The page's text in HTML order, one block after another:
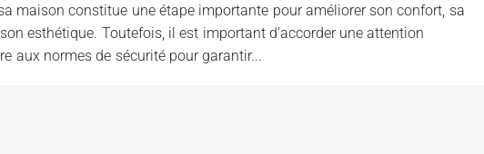
maison constitue une étape importante pour améliorer son confort, sa
esthétique. Toutefois, il est important d’accorder une attention
aux normes de sécurité pour garantir...